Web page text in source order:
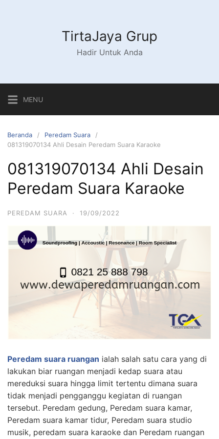
TirtaJaya Grup
Hadir Untuk Anda
MENU
Beranda
Peredam Suara
081319070134 Ahli Desain Peredam Suara Karaoke
081319070134 Ahli Desain
Peredam Suara Karaoke
PEREDAM SUARA · 19/09/2022
Peredam suara ruangan ialah salah satu cara yang di
lakukan biar ruangan menjadi kedap suara atau
mereduksi suara hingga limit tertentu dimana suara
tidak menjadi pengganggu kegiatan di ruangan
tersebut. Peredam gedung, Peredam suara kamar,
Peredam suara kamar tidur, Peredam suara studio
musik, peredam suara karaoke dan Peredam ruangan